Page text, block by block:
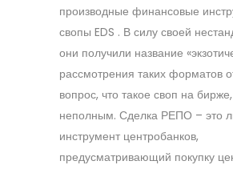
производные финансовые
свопы EDS . В силу своей
они получили название
рассмотрения таких форматов
вопрос, что такое своп на
неполным. Сделка РЕПО – это
инструмент центробанков,
предусматривающий покупку